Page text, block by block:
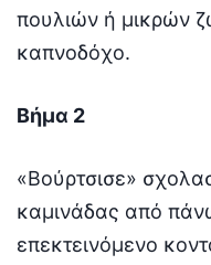
πουλιών ή μικρών
καπνοδόχο.
Βήμα 2
«Βούρτσισε»
καμινάδας από
επεκτεινόμενο